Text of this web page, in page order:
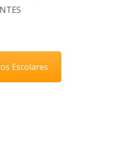
Escolares